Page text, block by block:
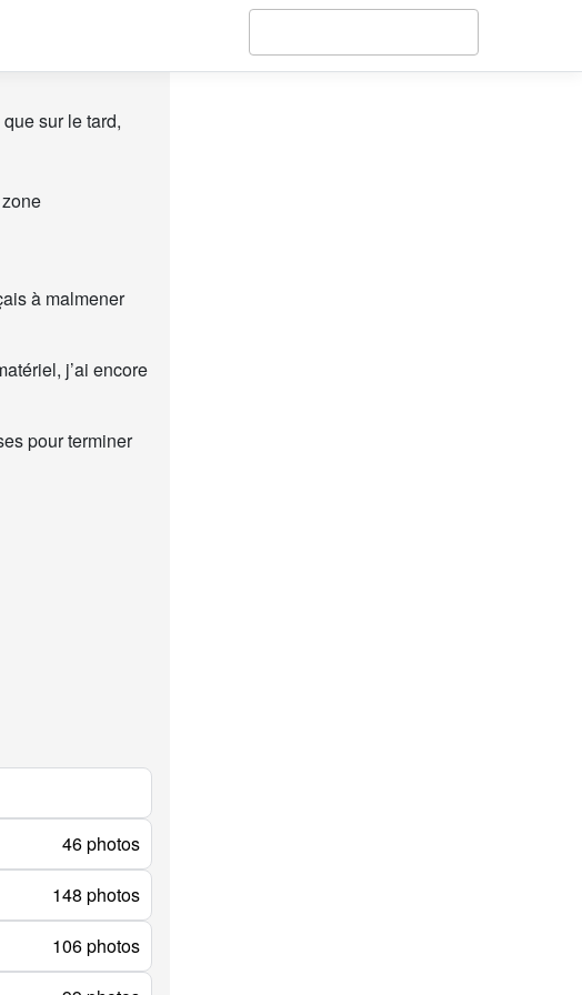
sur le tard,
à malmener
j’ai encore
pour terminer
46 photos
148 photos
106 photos